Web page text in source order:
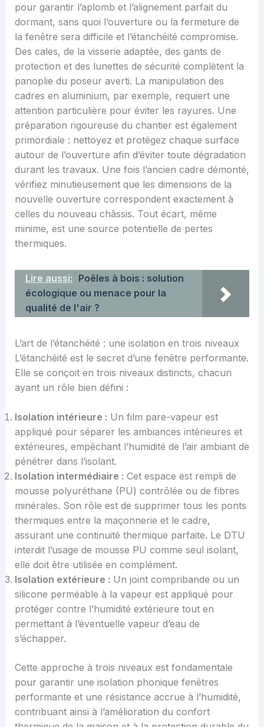
pour garantir l’aplomb et l’alignement parfait du
dormant, sans quoi l’ouverture ou la fermeture de
la fenêtre sera difficile et l’étanchéité compromise.
Des cales, de la visserie adaptée, des gants de
protection et des lunettes de sécurité complètent la
panoplie du poseur averti. La manipulation des
cadres en aluminium, par exemple, requiert une
attention particulière pour éviter les rayures. Une
préparation rigoureuse du chantier est également
primordiale : nettoyez et protégez chaque surface
autour de l’ouverture afin d’éviter toute dégradation
durant les travaux. Une fois l’ancien cadre démonté,
vérifiez minutieusement que les dimensions de la
nouvelle ouverture correspondent exactement à
celles du nouveau châssis. Tout écart, même
minime, est une source potentielle de pertes
thermiques.
Lire aussi: Poêles à bois : solution
écologique ou menace pour la
qualité de l'air ?
L’art de l’étanchéité : une isolation en trois niveaux
L’étanchéité est le secret d’une fenêtre performante.
Elle se conçoit en trois niveaux distincts, chacun
ayant un rôle bien défini :
Isolation intérieure : Un film pare-vapeur est
appliqué pour séparer les ambiances intérieures et
extérieures, empêchant l’humidité de l’air ambiant de
pénétrer dans l’isolant.
Isolation intermédiaire : Cet espace est rempli de
mousse polyuréthane (PU) contrôlée ou de fibres
minérales. Son rôle est de supprimer tous les ponts
thermiques entre la maçonnerie et le cadre,
assurant une continuité thermique parfaite. Le DTU
interdit l’usage de mousse PU comme seul isolant,
elle doit être utilisée en complément.
Isolation extérieure : Un joint compribande ou un
silicone perméable à la vapeur est appliqué pour
protéger contre l’humidité extérieure tout en
permettant à l’éventuelle vapeur d’eau de
s’échapper.
Cette approche à trois niveaux est fondamentale
pour garantir une isolation phonique fenêtres
performante et une résistance accrue à l’humidité,
contribuant ainsi à l’amélioration du confort